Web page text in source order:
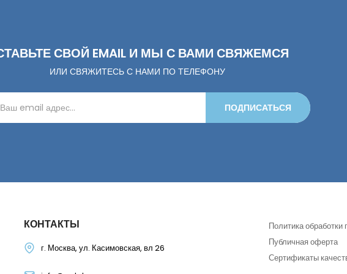
СВОЙ EMAIL И МЫ С ВАМИ СВЯЖЕМСЯ
ИЛИ СВЯЖИТЕСЬ С НАМИ ПО ТЕЛЕФОНУ
ПОДПИСАТЬСЯ
КОНТАКТЫ
г. Москва, ул. Касимовская, вл 26
Политика
Публичная оферта
Сертификаты